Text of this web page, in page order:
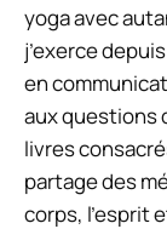
yoga avec
j’exerce
en
aux questions
livres
partage des
corps, l’esprit